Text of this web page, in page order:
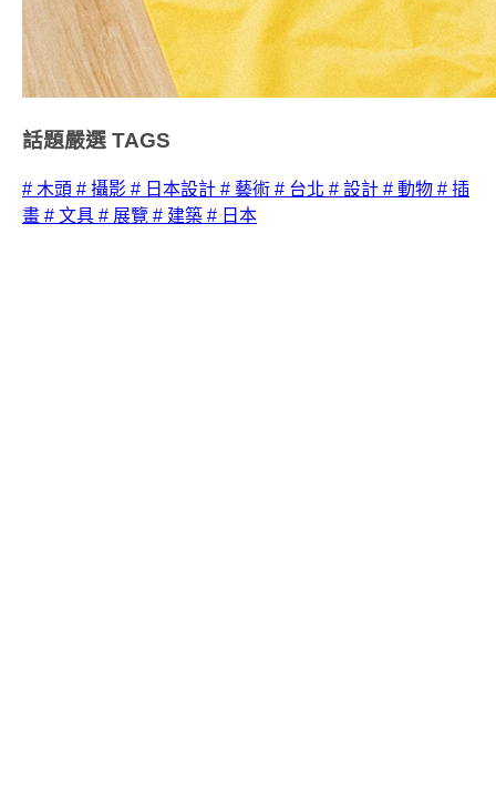
話題嚴選 TAGS
# 木頭 # 攝影 # 日本設計 # 藝術 # 台北 # 設計 # 動物 # 插
畫 # 文具 # 展覽 # 建築 # 日本